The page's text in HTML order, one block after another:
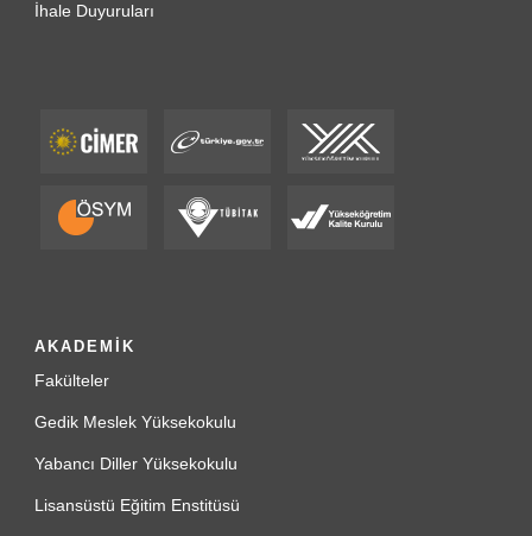
İhale Duyuruları
AKADEMİK
Fakülteler
Gedik Meslek Yüksekokulu
Yabancı Diller Yüksekokulu
Lisansüstü Eğitim Enstitüsü